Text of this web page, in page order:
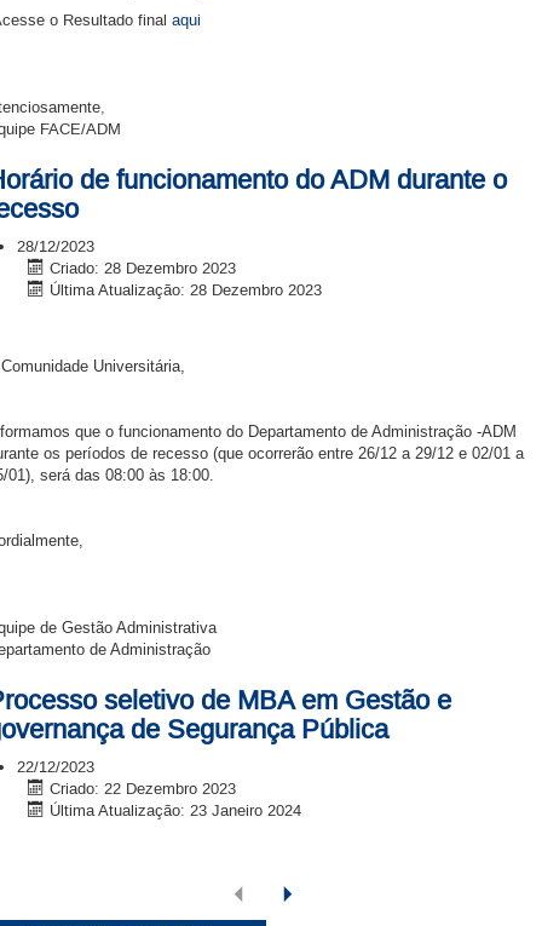
o Resultado final aqui
FACE/ADM
de funcionamento do ADM durante o
28/12/2023
Criado: 28 Dezembro 2023
Última Atualização: 28 Dezembro 2023
Universitária,
que o funcionamento do Departamento de Administração -ADM
os períodos de recesso (que ocorrerão entre 26/12 a 29/12 e 02/01 a
01), será das 08:00 às 18:00.
de Gestão Administrativa
de Administração
seletivo de MBA em Gestão e
de Segurança Pública
22/12/2023
Criado: 22 Dezembro 2023
Última Atualização: 23 Janeiro 2024